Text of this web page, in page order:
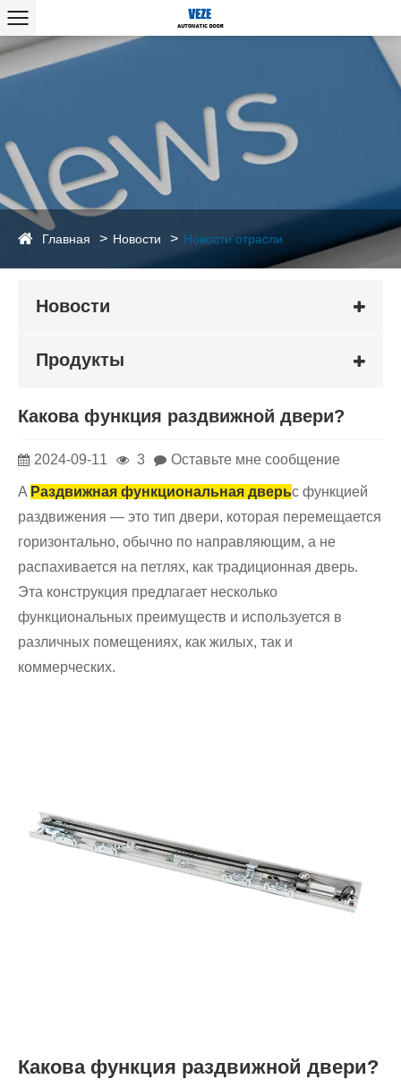
Главная Новости Новости отрасли
Новости
Продукты
Какова функция раздвижной двери?
2024-09-11 3 Оставьте мне сообщение
A Раздвижная функциональная дверьс функцией
раздвижения — это тип двери, которая перемещается
горизонтально, обычно по направляющим, а не
распахивается на петлях, как традиционная дверь.
Эта конструкция предлагает несколько
функциональных преимуществ и используется в
различных помещениях, как жилых, так и
коммерческих.
Какова функция раздвижной двери?